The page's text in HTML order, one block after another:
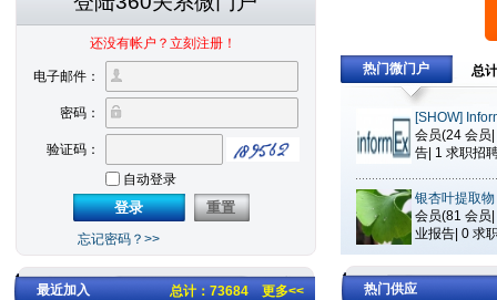
最近加入 总计：73684 更多<<
热门微门户 总
会员(24 会员|
告| 1 求职招
会员(81 会员|
业报告| 0 求
热门供应